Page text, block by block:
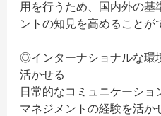
用を行うため、国内外の基
ントの知見を高めることが
◎インターナショナルな環
活かせる
日常的なコミュニケーシ
マネジメントの経験を活か